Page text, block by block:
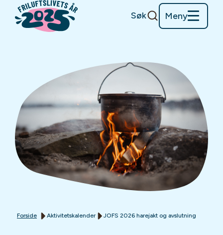
Søk Meny
Forside Aktivitetskalender JOFS 2026 harejakt og avslutning